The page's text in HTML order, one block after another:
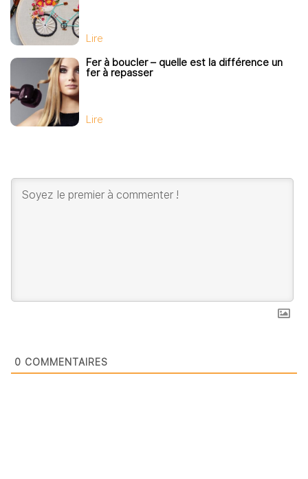
Lire
Fer à boucler – quelle est la différence un
fer à repasser
Lire
0 COMMENTAIRES